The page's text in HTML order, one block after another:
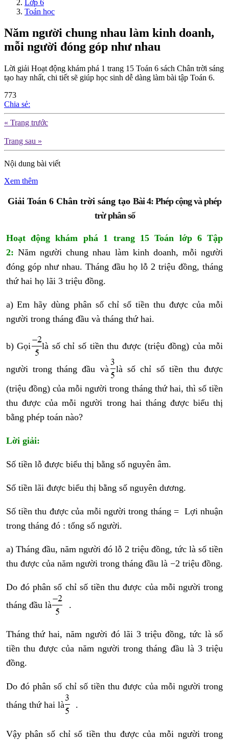
Lớp 6
Toán học
Năm người chung nhau làm kinh doanh,
mỗi người đóng góp như nhau
Lời giải Hoạt động khám phá 1 trang 15 Toán 6 sách Chân trời sáng
tạo hay nhất, chi tiết sẽ giúp học sinh dễ dàng làm bài tập Toán 6.
773
Chia sẻ:
« Trang trước
Trang sau »
Nội dung bài viết
Xem thêm
Giải Toán 6 Chân trời sáng tạo Bài 4: Phép cộng và phép
trừ phân số
Hoạt động khám phá 1 trang 15 Toán lớp 6 Tập
2: Năm người chung nhau làm kinh doanh, mỗi người
đóng góp như nhau. Tháng đầu họ lỗ 2 triệu đồng, tháng
thứ hai họ lãi 3 triệu đồng.
a) Em hãy dùng phân số chỉ số tiền thu được của mỗi
người trong tháng đầu và tháng thứ hai.
b) Gọi là số chỉ số tiền thu được (triệu đồng) của mỗi
người trong tháng đầu và
là số chỉ số tiền thu được
(triệu đồng) của mỗi người trong tháng thứ hai, thì số tiền
thu được của mỗi người trong hai tháng được biểu thị
bằng phép toán nào?
Lời giải:
Số tiền lỗ được biểu thị bằng số nguyên âm.
Số tiền lãi được biểu thị bằng số nguyên dương.
Số tiền thu được của mỗi người trong tháng = Lợi nhuận
trong tháng đó : tổng số người.
a) Tháng đầu, năm người đó lỗ 2 triệu đồng, tức là số tiền
thu được của năm người trong tháng đầu là −2 triệu đồng.
Do đó phân số chỉ số tiền thu được của mỗi người trong
tháng đầu là
.
Tháng thứ hai, năm người đó lãi 3 triệu đồng, tức là số
tiền thu được của năm người trong tháng đầu là 3 triệu
đồng.
Do đó phân số chỉ số tiền thu được của mỗi người trong
tháng thứ hai là
.
Vậy phân số chỉ số tiền thu được của mỗi người trong